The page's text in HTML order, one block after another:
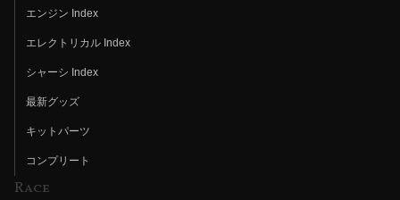
エンジン Index
エレクトリカル Index
シャーシ Index
最新グッズ
キットパーツ
コンプリート
Race